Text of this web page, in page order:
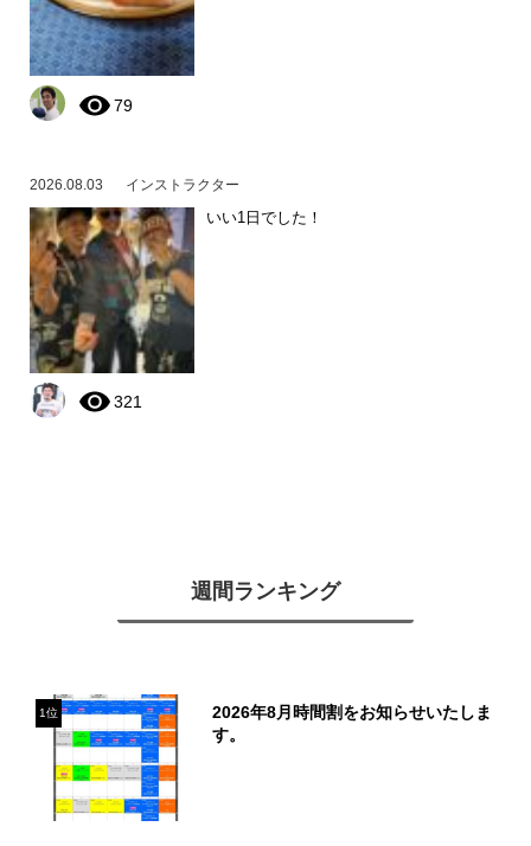
79
2026.08.03 インストラクター
いい1日でした！
321
週間ランキング
1位
2026年8月時間割をお知らせいたしま
す。